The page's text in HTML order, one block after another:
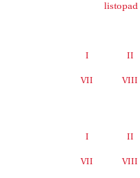
listopad
I II
VII VIII
I II
VII VIII